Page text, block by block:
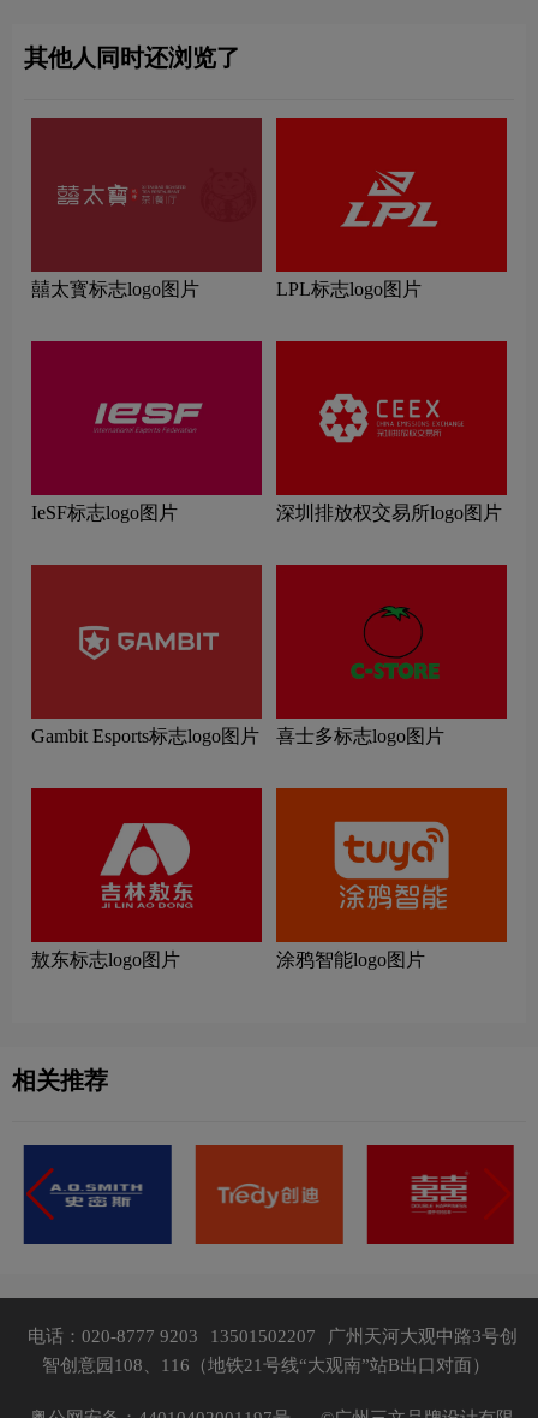
其他人同时还浏览了
囍太寳标志logo图片 LPL标志logo图片
IeSF标志logo图片 深圳排放权交易所logo图片
Gambit Esports标志logo图片 喜士多标志logo图片
敖东标志logo图片 涂鸦智能logo图片
相关推荐
电话：020-8777 9203 13501502207
广州天河大观中路3号创
智创意园108、116（地铁21号线“大观南”站B出口对面）